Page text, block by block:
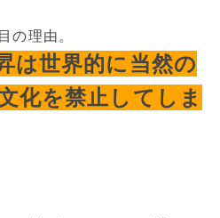
の理由。
は世界的に当然の
化を禁止してしま